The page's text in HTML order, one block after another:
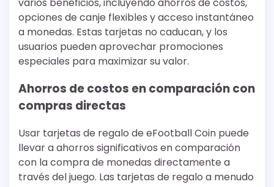
varios beneficios, incluyendo ahorros de costos,
opciones de canje flexibles y acceso instantáneo
a monedas. Estas tarjetas no caducan, y los
usuarios pueden aprovechar promociones
especiales para maximizar su valor.
Ahorros de costos en comparación con
compras directas
Usar tarjetas de regalo de eFootball Coin puede
llevar a ahorros significativos en comparación
con la compra de monedas directamente a
través del juego. Las tarjetas de regalo a menudo